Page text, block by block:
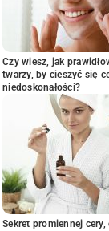
Czy wiesz, jak
twarzy, by cieszyć się
niedoskonałości?
Sekret promiennej